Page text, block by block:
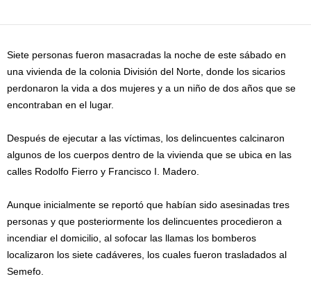
Siete personas fueron masacradas la noche de este sábado en
una vivienda de la colonia División del Norte, donde los sicarios
perdonaron la vida a dos mujeres y a un niño de dos años que se
encontraban en el lugar.
Después de ejecutar a las víctimas, los delincuentes calcinaron
algunos de los cuerpos dentro de la vivienda que se ubica en las
calles Rodolfo Fierro y Francisco I. Madero.
Aunque inicialmente se reportó que habían sido asesinadas tres
personas y que posteriormente los delincuentes procedieron a
incendiar el domicilio, al sofocar las llamas los bomberos
localizaron los siete cadáveres, los cuales fueron trasladados al
Semefo.